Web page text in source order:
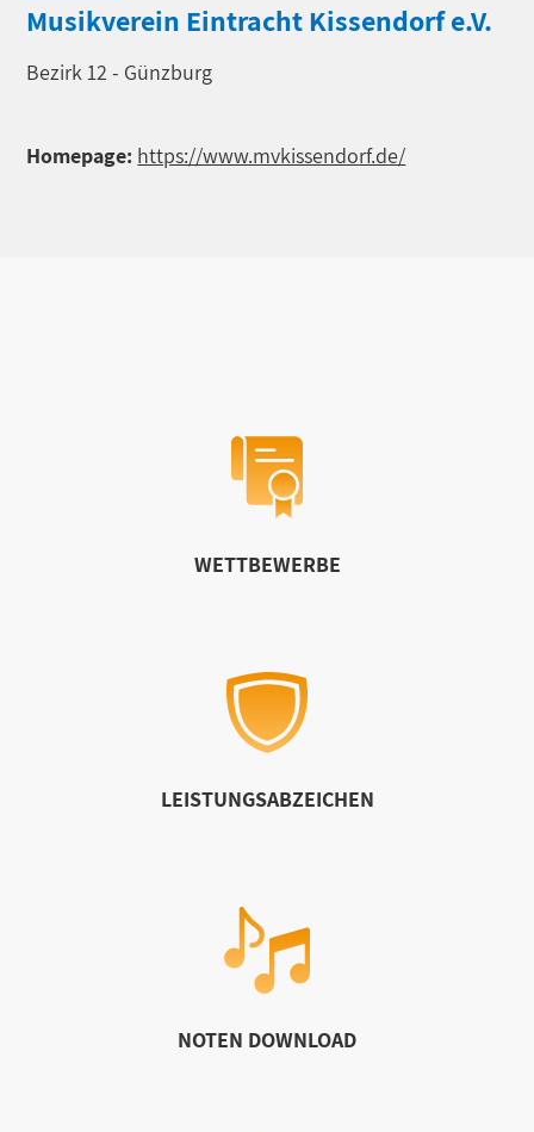
Musikverein Eintracht Kissendorf e.V.
Bezirk 12 - Günzburg
Homepage: https://www.mvkissendorf.de/
WETTBEWERBE
LEISTUNGSABZEICHEN
NOTEN DOWNLOAD